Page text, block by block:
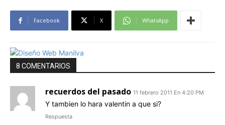
Facebook X WhatsApp
8 COMENTARIOS
recuerdos del pasado 11 febrero 2011 En 4:20 PM
Y tambien lo hara valentin a que si?
Respuesta